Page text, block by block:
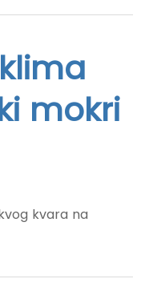
mokri
kvara na